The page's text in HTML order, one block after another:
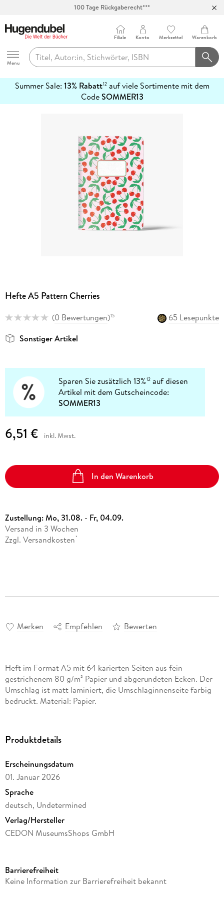
100 Tage Rückgaberecht***
Hugendubel
Menu
Filiale Konto Merkzettel Warenkorb
Summer Sale: 13% Rabatt12auf viele Sortimente mit dem
CodeSOMMER13
erfahren
Hefte A5 Pattern Cherries
(0 Bewertungen)15
65 Lesepunkte
Sonstiger Artikel
Sparen Sie zusätzlich 13%12 auf diesen
Artikel mit dem Gutscheincode:
SOMMER13
6,51 € inkl. Mwst.
In den Warenkorb
Zustellung:Mo, 31.08. - Fr, 04.09.
Versand in 3 Wochen
Zzgl. Versandkosten *
Merken Empfehlen Bewerten
Heft im Format A5 mit 64 karierten Seiten aus fein
gestrichenem 80 g/m² Papier und abgerundeten Ecken. Der
Umschlag ist matt laminiert, die Umschlaginnenseite farbig
bedruckt. Material: Papier.
Produktdetails
Erscheinungsdatum
01. Januar 2026
Sprache
deutsch, Undetermined
Verlag/Hersteller
CEDON MuseumsShops GmbH
Gewicht
Barrierefreiheit
Keine Information zur Barrierefreiheit bekannt